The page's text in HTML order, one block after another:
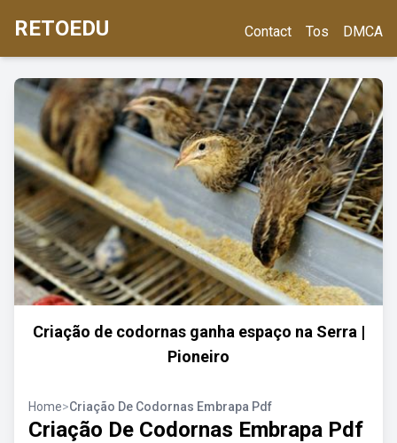
RETOEDU Contact Tos DMCA
Criação de codornas ganha espaço na Serra |
Pioneiro
Home>Criação De Codornas Embrapa Pdf
Criação De Codornas Embrapa Pdf